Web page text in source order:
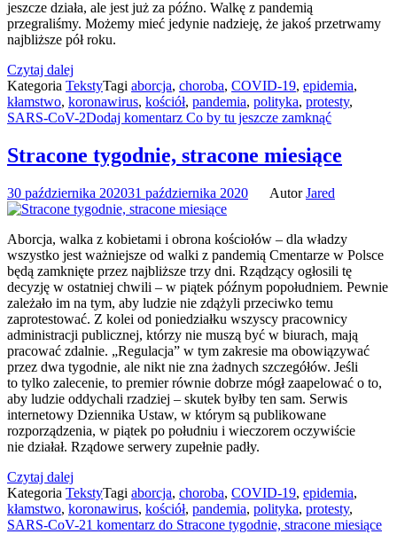
jeszcze działa, ale jest już za późno. Walkę z pandemią
przegraliśmy. Możemy mieć jedynie nadzieję, że jakoś przetrwamy
najbliższe pół roku.
Czytaj dalej
Kategoria TekstyTagi aborcja, choroba, COVID-19, epidemia,
kłamstwo, koronawirus, kościół, pandemia, polityka, protesty,
SARS-CoV-2Dodaj komentarz Co by tu jeszcze zamknąć
Stracone tygodnie, stracone miesiące
30 października 202031 października 2020 AutorJared
Aborcja, walka z kobietami i obrona kościołów – dla władzy
wszystko jest ważniejsze od walki z pandemią Cmentarze w Polsce
będą zamknięte przez najbliższe trzy dni. Rządzący ogłosili tę
decyzję w ostatniej chwili – w piątek późnym popołudniem. Pewnie
zależało im na tym, aby ludzie nie zdążyli przeciwko temu
zaprotestować. Z kolei od poniedziałku wszyscy pracownicy
administracji publicznej, którzy nie muszą być w biurach, mają
pracować zdalnie. „Regulacja” w tym zakresie ma obowiązywać
przez dwa tygodnie, ale nikt nie zna żadnych szczegółów. Jeśli
to tylko zalecenie, to premier równie dobrze mógł zaapelować o to,
aby ludzie oddychali rzadziej – skutek byłby ten sam. Serwis
internetowy Dziennika Ustaw, w którym są publikowane
rozporządzenia, w piątek po południu i wieczorem oczywiście
nie działał. Rządowe serwery zupełnie padły.
Czytaj dalej
Kategoria TekstyTagi aborcja, choroba, COVID-19, epidemia,
kłamstwo, koronawirus, kościół, pandemia, polityka, protesty,
SARS-CoV-21 komentarz do Stracone tygodnie, stracone miesiące